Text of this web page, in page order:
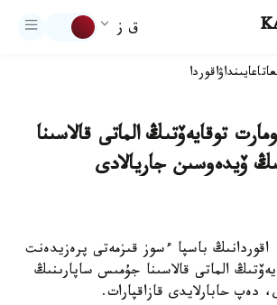
ق ز
تاعايىنداۋاقوردا
توقايەۆتىڭ الماتى قالاسىنا
ۆيدەوسىن جاريالادى
اقوردانىڭ باسپا ءسوز قىزمەتى پرەزيدەنت
الماتى قالاسىنا جۇمىس ساپارىنىڭ
دەپ حابارلايدى قازاقپارات.